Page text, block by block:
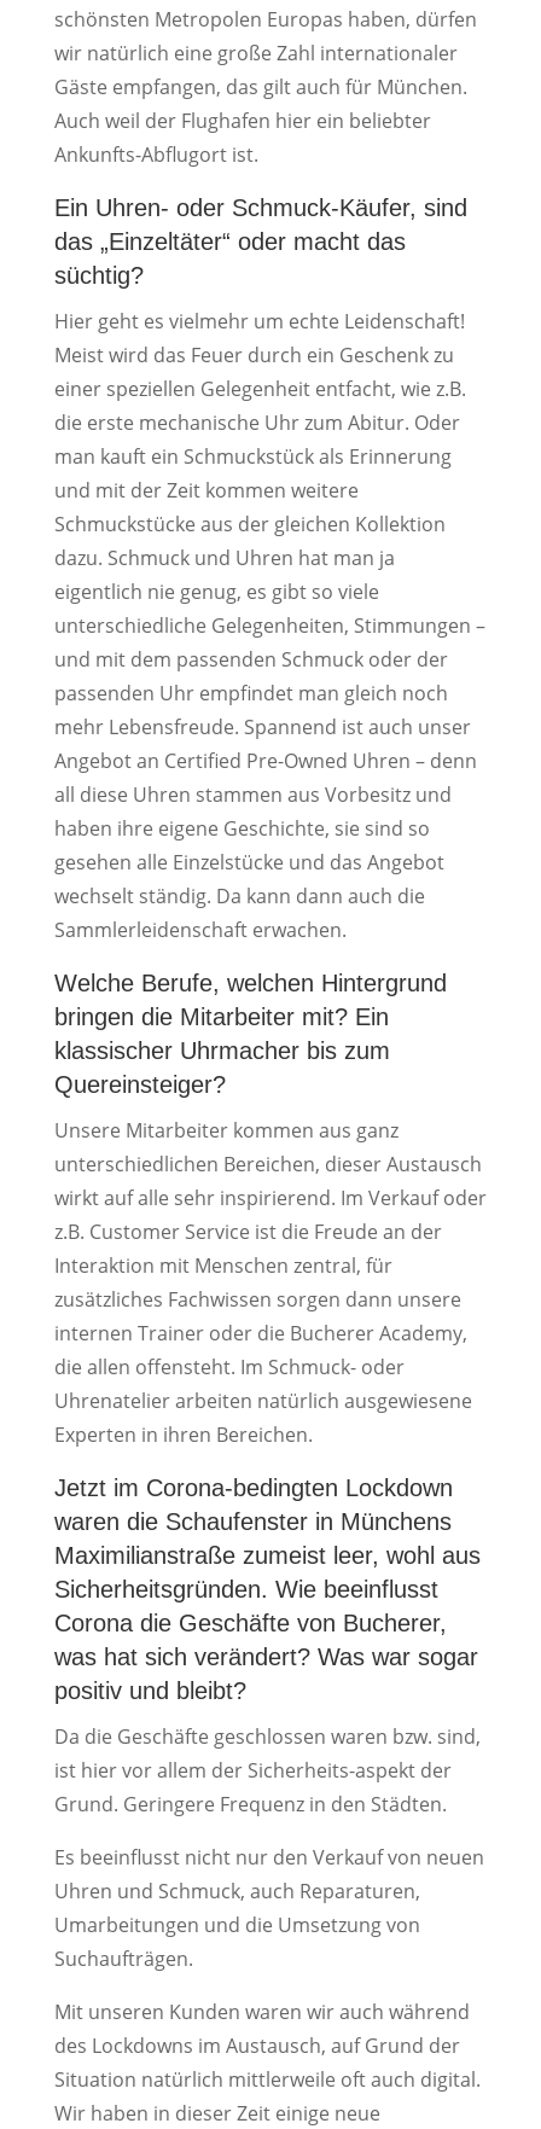
schönsten Metropolen Europas haben, dürfen
wir natürlich eine große Zahl internationaler
Gäste empfangen, das gilt auch für München.
Auch weil der Flughafen hier ein beliebter
Ankunfts-Abflugort ist.
Ein Uhren- oder Schmuck-Käufer, sind
das „Einzeltäter“ oder macht das
süchtig?
Hier geht es vielmehr um echte Leidenschaft!
Meist wird das Feuer durch ein Geschenk zu
einer speziellen Gelegenheit entfacht, wie z.B.
die erste mechanische Uhr zum Abitur. Oder
man kauft ein Schmuckstück als Erinnerung
und mit der Zeit kommen weitere
Schmuckstücke aus der gleichen Kollektion
dazu. Schmuck und Uhren hat man ja
eigentlich nie genug, es gibt so viele
unterschiedliche Gelegenheiten, Stimmungen –
und mit dem passenden Schmuck oder der
passenden Uhr empfindet man gleich noch
mehr Lebensfreude. Spannend ist auch unser
Angebot an Certified Pre-Owned Uhren – denn
all diese Uhren stammen aus Vorbesitz und
haben ihre eigene Geschichte, sie sind so
gesehen alle Einzelstücke und das Angebot
wechselt ständig. Da kann dann auch die
Sammlerleidenschaft erwachen.
Welche Berufe, welchen Hintergrund
bringen die Mitarbeiter mit? Ein
klassischer Uhrmacher bis zum
Quereinsteiger?
Unsere Mitarbeiter kommen aus ganz
unterschiedlichen Bereichen, dieser Austausch
wirkt auf alle sehr inspirierend. Im Verkauf oder
z.B. Customer Service ist die Freude an der
Interaktion mit Menschen zentral, für
zusätzliches Fachwissen sorgen dann unsere
internen Trainer oder die Bucherer Academy,
die allen offensteht. Im Schmuck- oder
Uhrenatelier arbeiten natürlich ausgewiesene
Experten in ihren Bereichen.
Jetzt im Corona-bedingten Lockdown
waren die Schaufenster in Münchens
Maximilianstraße zumeist leer, wohl aus
Sicherheitsgründen. Wie beeinflusst
Corona die Geschäfte von Bucherer,
was hat sich verändert? Was war sogar
positiv und bleibt?
Da die Geschäfte geschlossen waren bzw. sind,
ist hier vor allem der Sicherheits-aspekt der
Grund. Geringere Frequenz in den Städten.
Es beeinflusst nicht nur den Verkauf von neuen
Uhren und Schmuck, auch Reparaturen,
Umarbeitungen und die Umsetzung von
Suchaufträgen.
Mit unseren Kunden waren wir auch während
des Lockdowns im Austausch, auf Grund der
Situation natürlich mittlerweile oft auch digital.
Wir haben in dieser Zeit einige neue